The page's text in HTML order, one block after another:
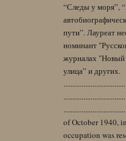
“Следы у моря”,
пути”. Лауреат
номинант
журналах
улица” и других.
of October 1940,
occupation was